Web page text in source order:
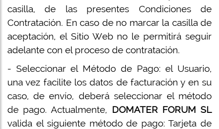
casilla, de las presentes Condiciones de
Contratación. En caso de no marcar la casilla de
aceptación, el Sitio Web no le permitirá seguir
adelante con el proceso de contratación.
- Seleccionar el Método de Pago: el Usuario,
una vez facilite los datos de facturación y en su
caso, de envío, deberá seleccionar el método
de pago. Actualmente, DOMATER FORUM SL
valida el siguiente método de pago: Tarjeta de